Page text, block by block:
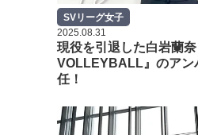
SVリーグ女子
2025.08.31
現役を引退した白岩蘭
VOLLEYBALL』のアン
任！